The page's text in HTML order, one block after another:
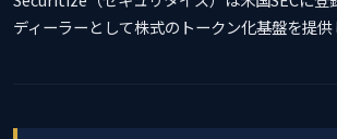
ディーラーとして株式のトークン化基盤を提供